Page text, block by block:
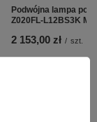
Podwójna lampa
Z020FL-L12BS3K
2 153,00 zł / szt.